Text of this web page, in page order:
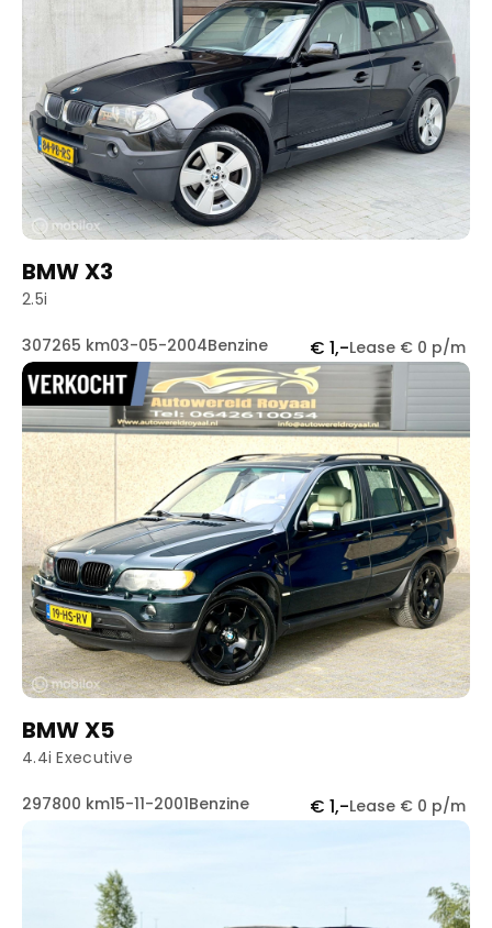
BMW X3
2.5i
307265 km03-05-2004Benzine € 1,-Lease € 0 p/m
BMW X5
4.4i Executive
297800 km15-11-2001Benzine € 1,-Lease € 0 p/m